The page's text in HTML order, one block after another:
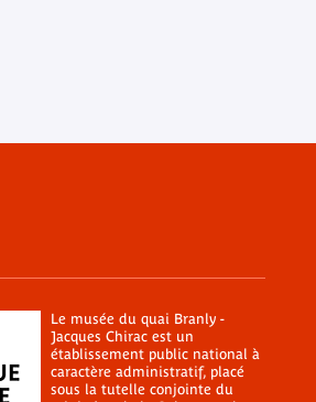
Le musée du quai Branly -
Jacques Chirac est un
établissement public national à
caractère administratif, placé
sous la tutelle conjointe du